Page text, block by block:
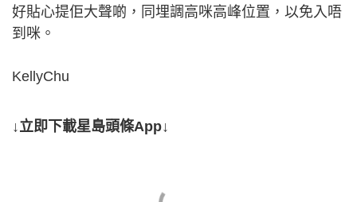
好貼心提佢大聲啲，同埋調高咪高峰位置，以免入唔
到咪。
KellyChu
↓立即下載星島頭條App↓